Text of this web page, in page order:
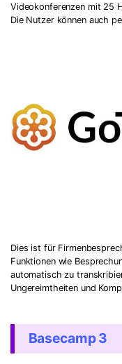
Videokonferenzen mit 25
Die Nutzer können auch
Dies ist für
Funktionen wie
automatisch zu
Ungereimtheiten und
Basecamp 3
Got It